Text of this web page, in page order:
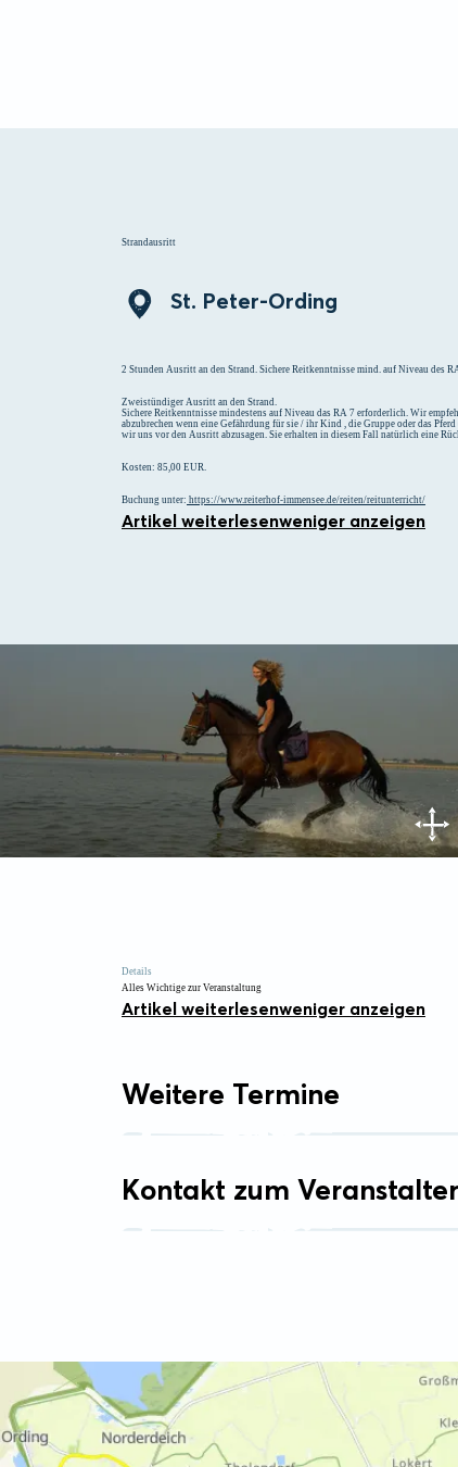
Strandausritt
St. Peter-Ording
2 Stunden Ausritt an den Strand. Sichere Reitkenntnisse mind. auf Niveau des
Zweistündiger Ausritt an den Strand.
Sichere Reitkenntnisse mindestens auf Niveau das RA 7 erforderlich. Wir
abzubrechen wenn eine Gefährdung für sie / ihr Kind , die Gruppe oder das
wir uns vor den Ausritt abzusagen. Sie erhalten in diesem Fall natürlich eine
Kosten: 85,00 EUR.
Buchung unter: https://www.reiterhof-immensee.de/reiten/reitunterricht/
Artikel weiterlesenweniger anzeigen
Details
Alles Wichtige zur Veranstaltung
Artikel weiterlesenweniger anzeigen
Weitere Termine
Kontakt zum Veranstalter